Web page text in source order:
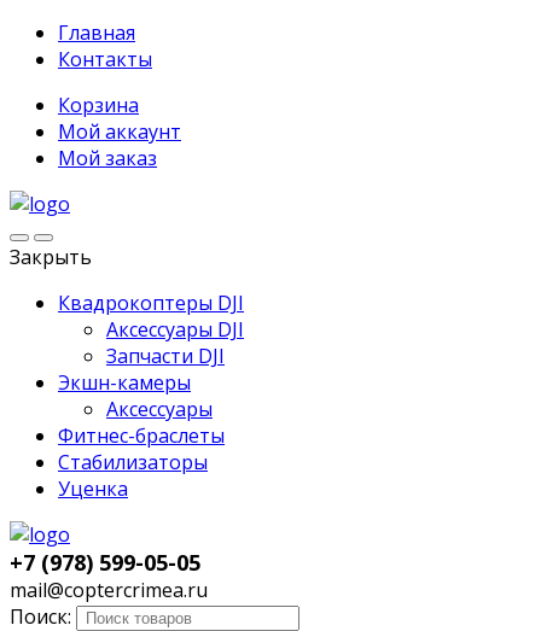
Главная
Контакты
Корзина
Мой аккаунт
Мой заказ
Закрыть
Квадрокоптеры DJI
Аксессуары DJI
Запчасти DJI
Экшн-камеры
Аксессуары
Фитнес-браслеты
Стабилизаторы
Уценка
+7 (978) 599-05-05
mail@coptercrimea.ru
Поиск: